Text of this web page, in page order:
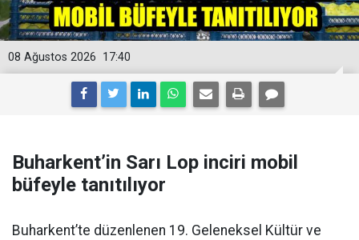
17:40
08 Ağustos 2026
Buharkent’in Sarı Lop inciri mobil
büfeyle tanıtılıyor
Buharkent’te düzenlenen 19. Geleneksel Kültür ve